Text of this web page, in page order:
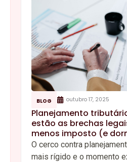
BLOG outubro 17, 2025
Planejamento
estão as brechas
menos imposto (e
O cerco contra
mais rígido e o momento